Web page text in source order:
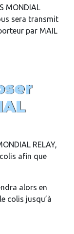
MONDIAL
sera transmit
par MAIL
RELAY,
afin que
alors en
le colis jusqu’à